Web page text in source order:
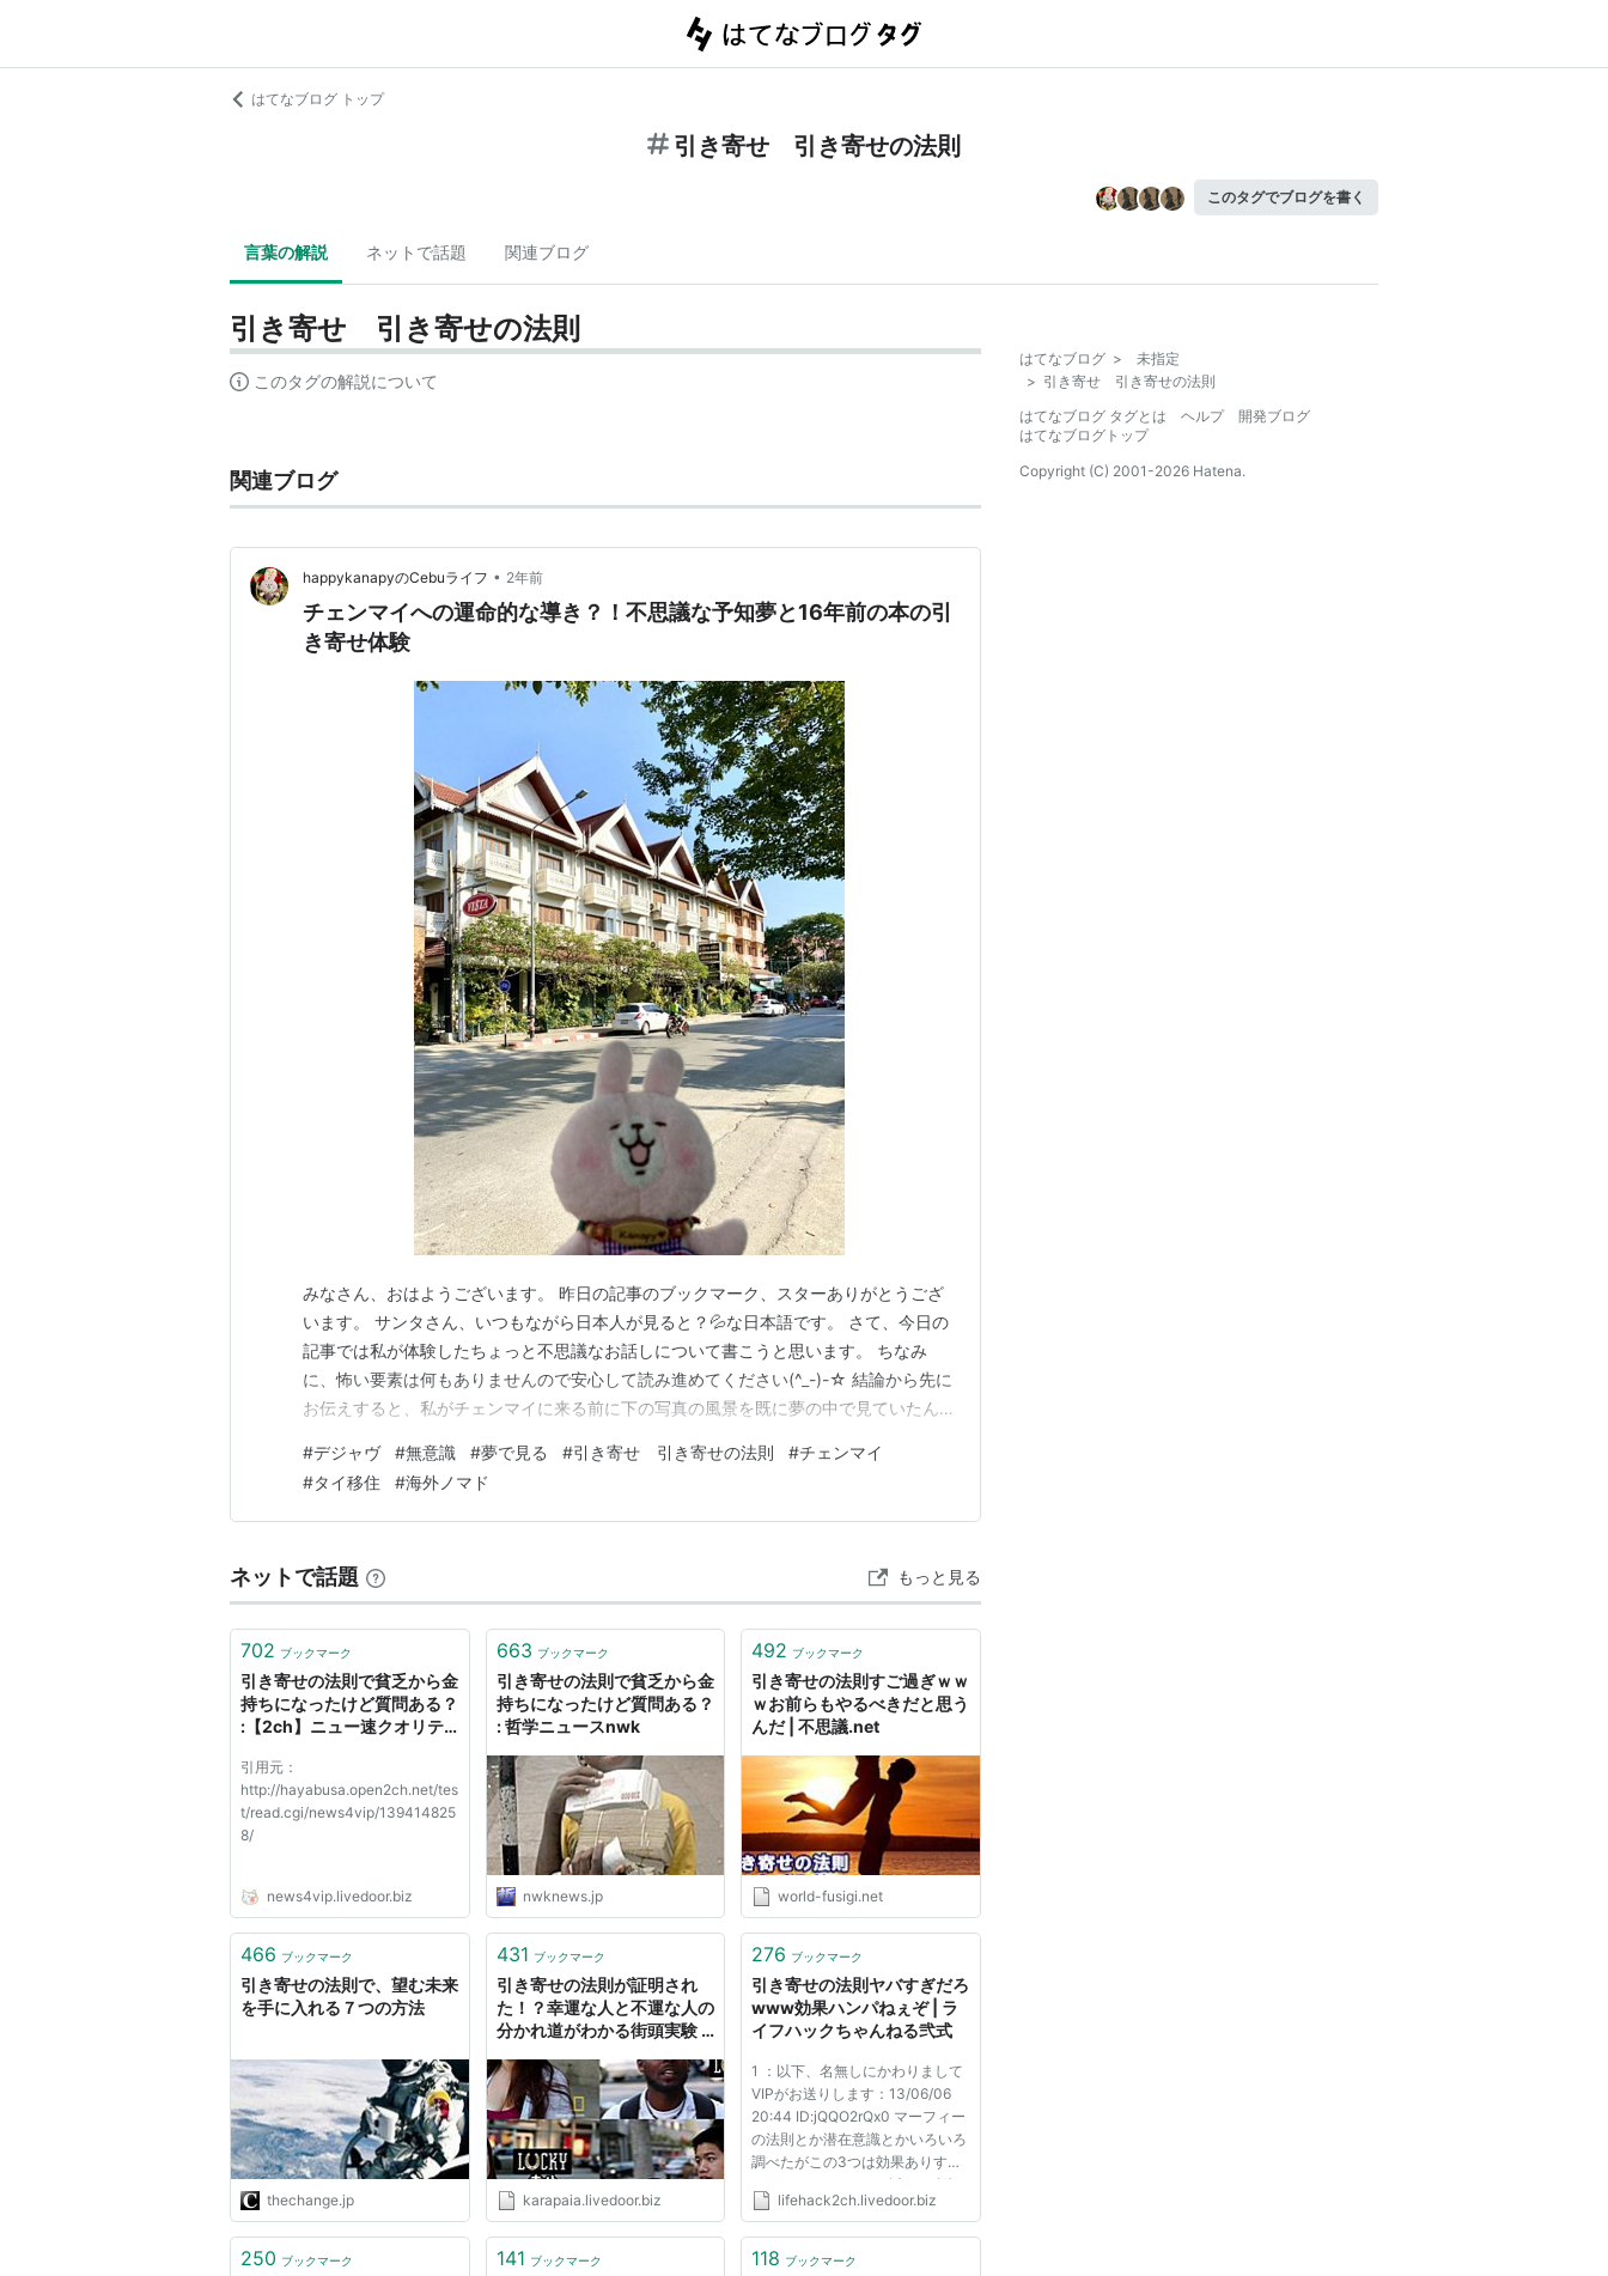
はてなブログ トップ
引き寄せ 引き寄せの法則
このタグでブログを書く
言葉の解説 ネットで話題 関連ブログ
引き寄せ 引き寄せの法則
このタグの解説について
関連ブログ
happykanapyのCebuライフ • 2年前
チェンマイへの運命的な導き？！不思議な予知夢と16年前の本の引
き寄せ体験
みなさん、おはようございます。 昨日の記事のブックマーク、スターありがとうござ
います。 サンタさん、いつもながら日本人が見ると？💦な日本語です。 さて、今日の
記事では私が体験したちょっと不思議なお話しについて書こうと思います。 ちなみ
に、怖い要素は何もありませんので安心して読み進めてください(^_-)-☆ 結論から先に
お伝えすると、私がチェンマイに来る前に下の写真の風景を既に夢の中で見ていたんで
には一度も来たことがありませんでした。 なので、夢の中でこの風景を見て起きた時
も、「今の夢で見た風景は一体どこだったんだろ…
#デジャヴ #無意識 #夢で見る #引き寄せ 引き寄せの法則 #チェンマイ
#タイ移住 #海外ノマド
ネットで話題 もっと見る
702 ブックマーク
引き寄せの法則で貧乏から金
持ちになったけど質問ある？
:【2ch】ニュー速クオリテ
引用元：
http://hayabusa.open2ch.net/tes
t/read.cgi/news4vip/139414825
8/
news4vip.livedoor.biz
663 ブックマーク
引き寄せの法則で貧乏から金
持ちになったけど質問ある？
: 哲学ニュースnwk
nwknews.jp
492 ブックマーク
引き寄せの法則すご過ぎｗｗ
ｗお前らもやるべきだと思う
んだ | 不思議.net
world-fusigi.net
466 ブックマーク
引き寄せの法則で、望む未来
を手に入れる７つの方法
thechange.jp
431 ブックマーク
引き寄せの法則が証明され
た！？幸運な人と不運な人の
分かれ道がわかる街頭実験 :
karapaia.livedoor.biz
276 ブックマーク
引き寄せの法則ヤバすぎだろ
www効果ハンパねぇぞ | ラ
イフハックちゃんねる弐式
1 ：以下、名無しにかわりまして
VIPがお送りします：13/06/06
20:44 ID:jQQO2rQx0 マーフィー
の法則とか潜在意識とかいろいろ
調べたがこの3つは効果ありすぎ
テラワロスwww 2 ：以下、名無
しにかわりましてVIPがお送りし
ID:N1rOK28YI 後ろ向きなバカよ
lifehack2ch.livedoor.biz
250 ブックマーク 141 ブックマーク 118 ブックマーク
はてなブログ >
未指定
> 引き寄せ 引き寄せの法則
はてなブログ タグとは
ヘルプ
開発ブログ
はてなブログトップ
Copyright (C) 2001-2026 Hatena.